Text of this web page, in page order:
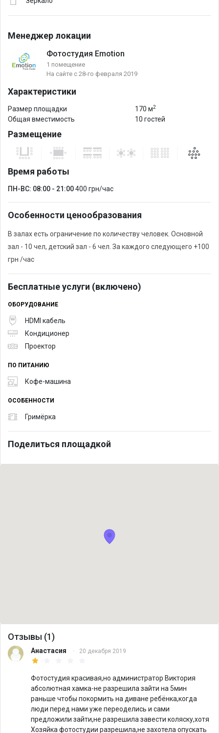
Менеджер локации
Фотостудия Emotion
1 помещение
На сайте с 28-го февраля 2019
Характеристики
Размер площадки 170 м2
Общая вместимость 10 гостей
Размещение
Время работы
ПН-ВС: 08:00 - 21:00400 грн/час
Особенности ценообразования
В залах есть ограничение по количеству человек. Основной
зал - 10 чел, детский зал - 6 чел. За каждого следующего +100
грн /час
Бесплатные услуги (включено)
ОБОРУДОВАНИЕ
HDMI кабель
Кондиционер
Проектор
ПО ПИТАНИЮ
Кофе-машина
ОСОБЕННОСТИ
Гримёрка
Поделиться площадкой
Отзывы (1)
Анастасия · 20 декабря 2019
Фотостудия красивая,но администратор Виктория
абсолютная хамка-не разрешила зайти на 5мин
раньше чтобы покормить на диване ребёнка,когда
люди перед нами уже переоделись и сами
предложили зайти,не разрешила завести коляску,хотя
Хозяйка фотостудии разрешила,не захотела опускать